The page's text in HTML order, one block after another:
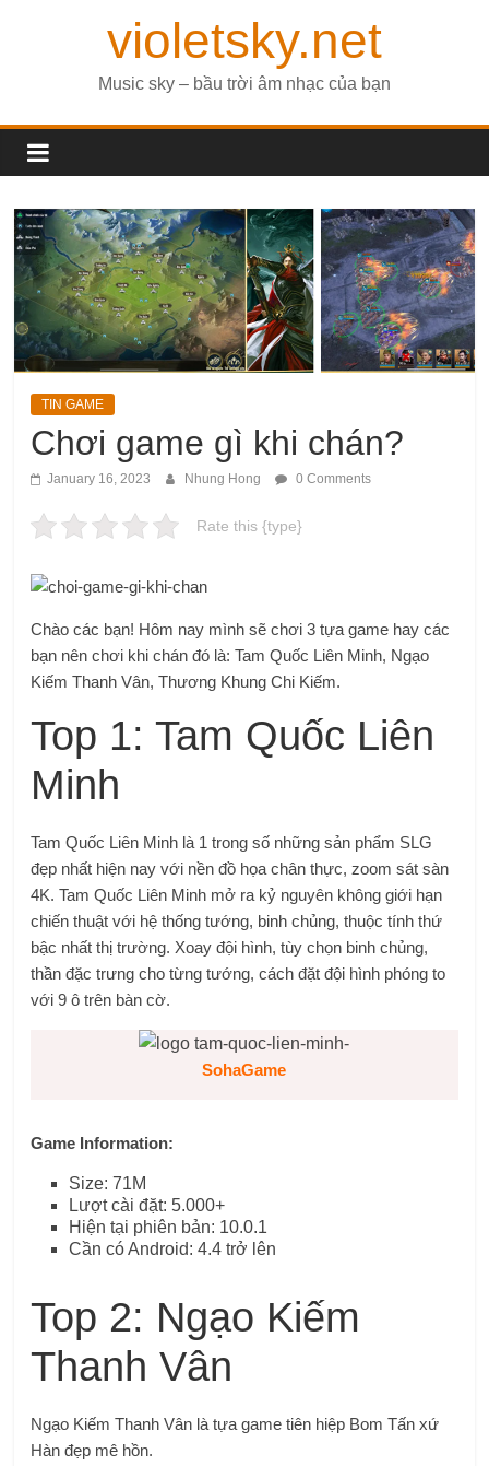
violetsky.net
Music sky – bầu trời âm nhạc của bạn
TIN GAME
Chơi game gì khi chán?
January 16, 2023 Nhung Hong 0 Comments
Rate this {type}
Chào các bạn! Hôm nay mình sẽ chơi 3 tựa game hay các
bạn nên chơi khi chán đó là: Tam Quốc Liên Minh, Ngạo
Kiếm Thanh Vân, Thương Khung Chi Kiếm.
Top 1: Tam Quốc Liên
Minh
Tam Quốc Liên Minh là 1 trong số những sản phẩm SLG
đẹp nhất hiện nay với nền đồ họa chân thực, zoom sát sàn
4K. Tam Quốc Liên Minh mở ra kỷ nguyên không giới hạn
chiến thuật với hệ thống tướng, binh chủng, thuộc tính thứ
bậc nhất thị trường. Xoay đội hình, tùy chọn binh chủng,
thần đặc trưng cho từng tướng, cách đặt đội hình phóng to
với 9 ô trên bàn cờ.
SohaGame
Game Information:
Size: 71M
Lượt cài đặt: 5.000+
Hiện tại phiên bản: 10.0.1
Cần có Android: 4.4 trở lên
Top 2: Ngạo Kiếm
Thanh Vân
Ngạo Kiếm Thanh Vân là tựa game tiên hiệp Bom Tấn xứ
Hàn đẹp mê hồn.